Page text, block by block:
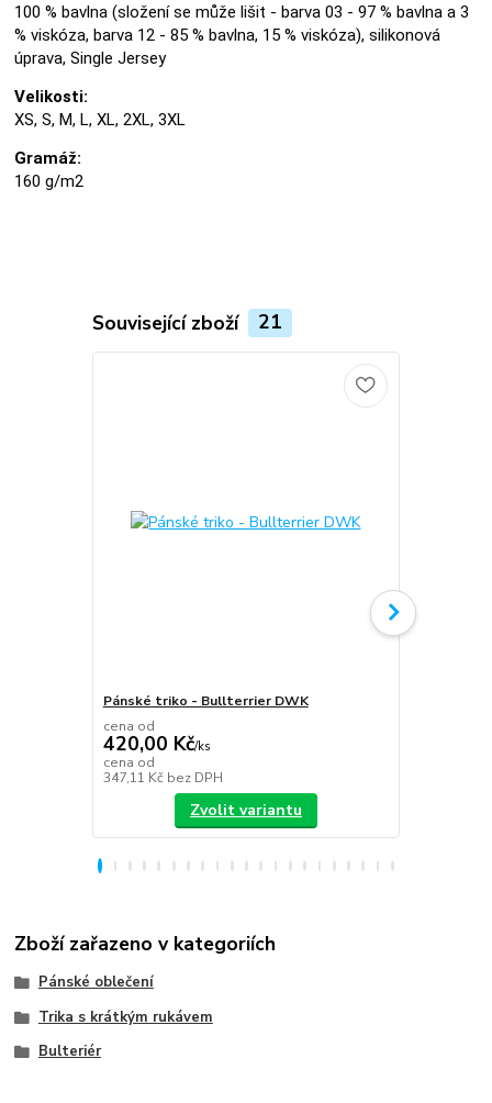
100 % bavlna (složení se může lišit - barva 03 - 97 % bavlna a 3
% viskóza, barva 12 - 85 % bavlna, 15 % viskóza), silikonová
úprava, Single Jersey
Velikosti:
XS, S, M, L, XL, 2XL, 3XL
Gramáž:
160 g/m2
Související zboží 21
Pánské triko - Bullterrier DWK
cena od
420,00 Kč/ks
cena od
347,11 Kč bez DPH
Zvolit variantu
Zboží zařazeno v kategoriích
Pánské oblečení
Trika s krátkým rukávem
Bulteriér